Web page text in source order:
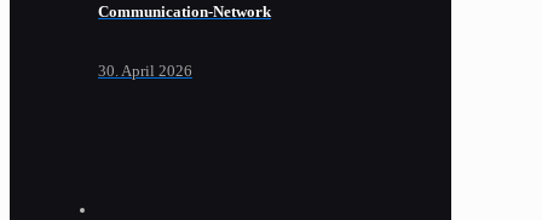
Communication-Network
30. April 2026